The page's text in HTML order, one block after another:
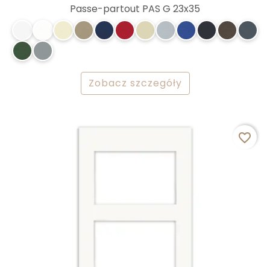
Passe-partout PAS G 23x35
Zobacz szczegóły
favorite_border